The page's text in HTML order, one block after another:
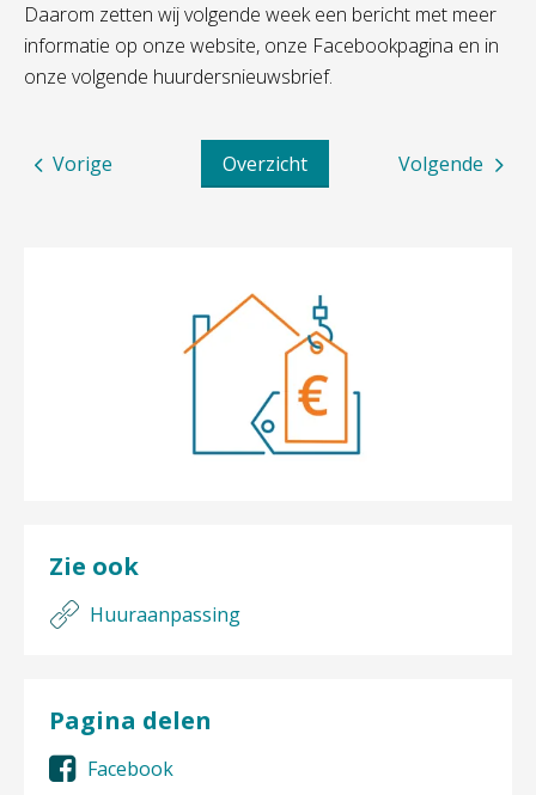
Daarom zetten wij volgende week een bericht met meer
informatie op onze website, onze Facebookpagina en in
onze volgende huurdersnieuwsbrief.
Volgende
Overzicht
Vorige
Zie ook
Huuraanpassing
Pagina delen
Facebook